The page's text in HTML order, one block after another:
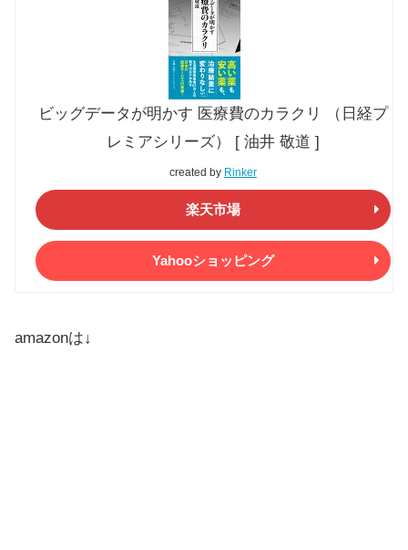
ビッグデータが明かす 医療費のカラクリ （日経プ
レミアシリーズ） [ 油井 敬道 ]
created by Rinker
楽天市場
Yahooショッピング
amazonは↓